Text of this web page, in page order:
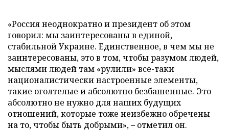
«Россия неоднократно и президент об этом
говорил: мы заинтересованы в единой,
стабильной Украине. Единственное, в чем мы не
заинтересованы, это в том, чтобы разумом людей,
мыслями людей там «рулили» все-таки
националистически настроенные элементы,
такие оголтелые и абсолютно безбашенные. Это
абсолютно не нужно для наших будущих
отношений, которые тоже неизбежно обречены
на то, чтобы быть добрыми», – отметил он.